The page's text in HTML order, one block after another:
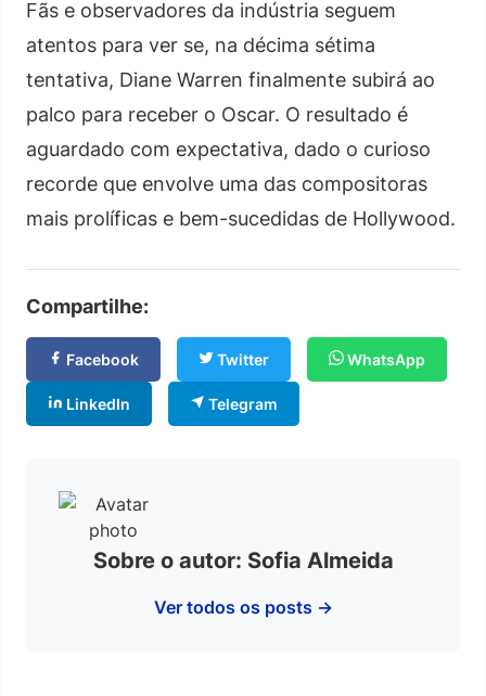
Fãs e observadores da indústria seguem
atentos para ver se, na décima sétima
tentativa, Diane Warren finalmente subirá ao
palco para receber o Oscar. O resultado é
aguardado com expectativa, dado o curioso
recorde que envolve uma das compositoras
mais prolíficas e bem-sucedidas de Hollywood.
Compartilhe:
Facebook Twitter WhatsApp
LinkedIn Telegram
Sobre o autor: Sofia Almeida
Ver todos os posts →